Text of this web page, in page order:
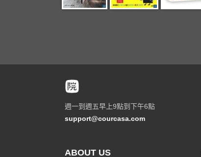
週一到週五早上9點到下午6點
support@courcasa.com
ABOUT US